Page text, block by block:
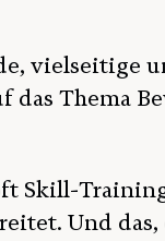
vielseitige
das Thema
Skill-
Und das,